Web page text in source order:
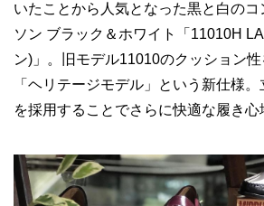
いたことから人気となった黒と白の
ソン ブラック＆ホワイト「11010H
ン)」。旧モデル11010のクッション
「ヘリテージモデル」という新仕様
を採用することでさらに快適な履き心